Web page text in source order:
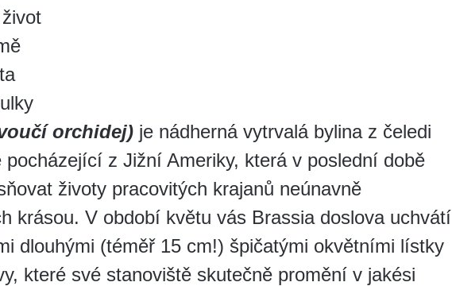
orchidej) je nádherná vytrvalá bylina z čeledi
pocházející z Jižní Ameriky, která v poslední době
životy pracovitých krajanů neúnavně
krásou. V období květu vás Brassia doslova uchvátí
dlouhými (téměř 15 cm!) špičatými okvětními lístky
které své stanoviště skutečně promění v jakési